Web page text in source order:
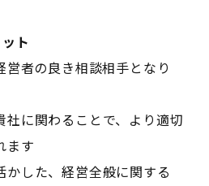
ト――
者の良き相談相手となり
に関わることで、より適切
ます
した、経営全般に関する